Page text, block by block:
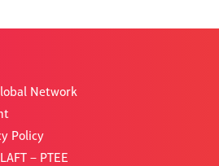
Network
Policy
– PTEE